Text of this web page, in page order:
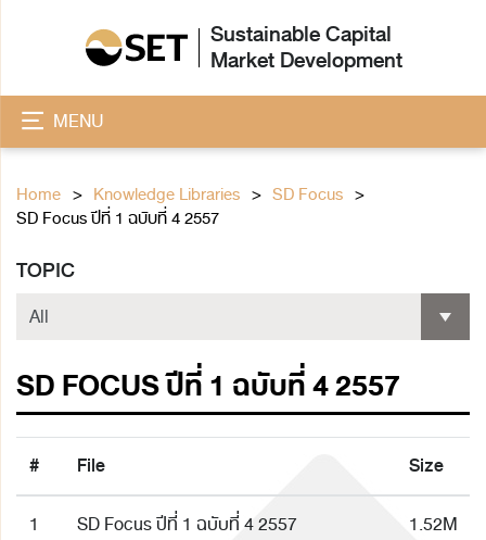
Sustainable Capital
Market Development
MENU
Home Knowledge Libraries
SD Focus
SD Focus ปีที่ 1 ฉบับที่ 4 2557
TOPIC
SD FOCUS ปีที่ 1 ฉบับที่ 4 2557
# File Size
1 SD Focus ปีที่ 1 ฉบับที่ 4 2557 1.52M